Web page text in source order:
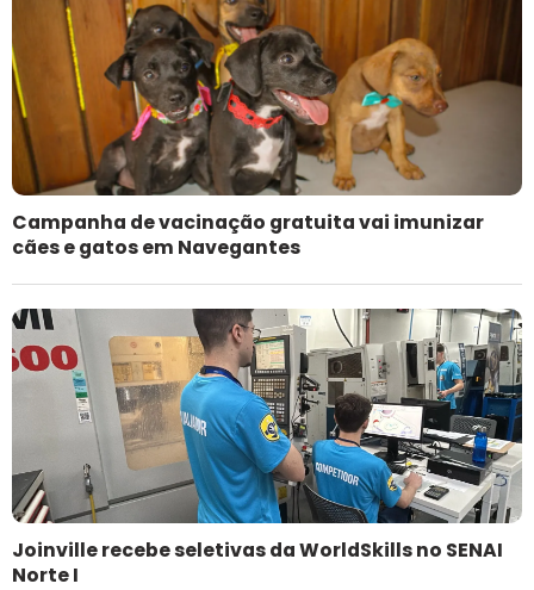
Campanha de vacinação gratuita vai imunizar
cães e gatos em Navegantes
Joinville recebe seletivas da WorldSkills no SENAI
Norte I